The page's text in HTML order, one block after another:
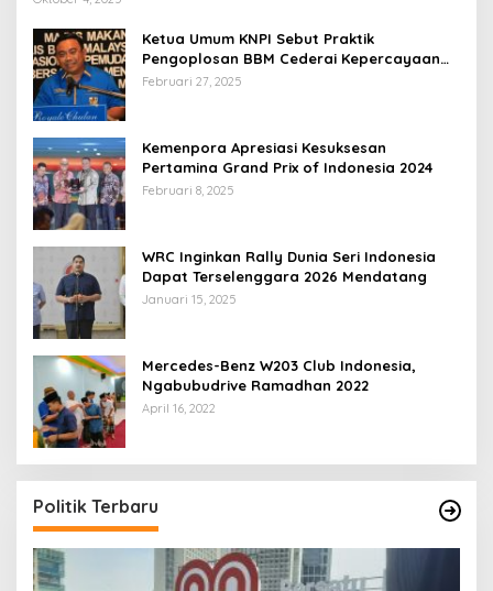
Ketua Umum KNPI Sebut Praktik
Pengoplosan BBM Cederai Kepercayaan
Masyarakat
Februari 27, 2025
Kemenpora Apresiasi Kesuksesan
Pertamina Grand Prix of Indonesia 2024
Februari 8, 2025
WRC Inginkan Rally Dunia Seri Indonesia
Dapat Terselenggara 2026 Mendatang
Januari 15, 2025
Mercedes-Benz W203 Club Indonesia,
Ngabubudrive Ramadhan 2022
April 16, 2022
Politik Terbaru